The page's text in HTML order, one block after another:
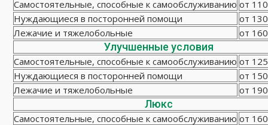
Самостоятельные, способные к самообслуживанию от
Нуждающиеся в посторонней помощи
от
Лежачие и тяжелобольные
от
Улучшенные условия
Самостоятельные, способные к самообслуживанию от
Нуждающиеся в посторонней помощи
от
Лежачие и тяжелобольные
от
Люкс
Самостоятельные, способные к самообслуживанию от